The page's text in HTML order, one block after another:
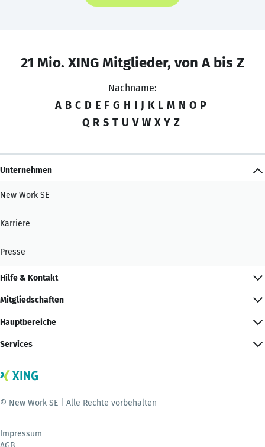
21 Mio. XING Mitglieder, von A bis Z
Nachname:
A B C D E F G H I J K L M N O P
Q R S T U V W X Y Z
Unternehmen
New Work SE
Karriere
Presse
Hilfe & Kontakt
Mitgliedschaften
Hauptbereiche
Services
© New Work SE | Alle Rechte vorbehalten
Impressum